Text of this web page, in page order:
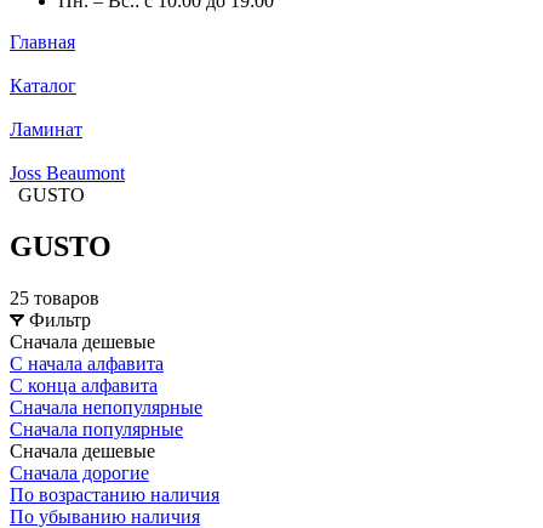
Главная
Каталог
Ламинат
Joss Beaumont
GUSTO
GUSTO
25 товаров
Фильтр
Сначала дешевые
С начала алфавита
С конца алфавита
Сначала непопулярные
Сначала популярные
Сначала дешевые
Сначала дорогие
По возрастанию наличия
По убыванию наличия